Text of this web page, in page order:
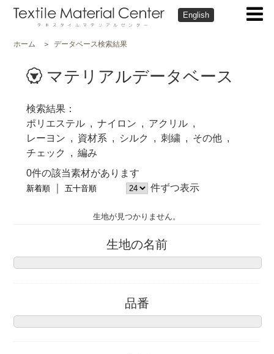
English
ホーム データベース検索結果
マテリアルデータベース
検索結果
ポリエステル
ナイロン
アクリル
レーヨン
資材系 シルク 刺繍
その他
チェック
編み
0件の該当素材があります
新着順 五十音順 件ずつ表示
生地が見つかりません。
生地の名前
品番